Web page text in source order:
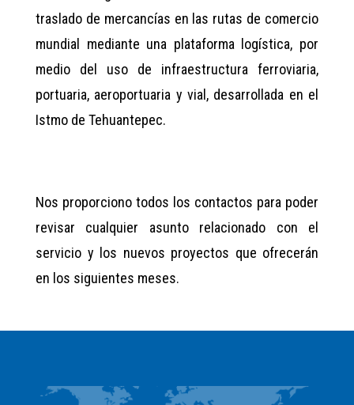
traslado de mercancías en las rutas de comercio
mundial mediante una plataforma logística, por
medio del uso de infraestructura ferroviaria,
portuaria, aeroportuaria y vial, desarrollada en el
Istmo de Tehuantepec.
Nos proporciono todos los contactos para poder
revisar cualquier asunto relacionado con el
servicio y los nuevos proyectos que ofrecerán
en los siguientes meses.